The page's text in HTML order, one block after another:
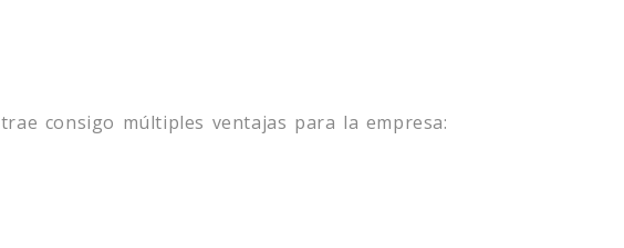
consigo múltiples ventajas para la empresa: